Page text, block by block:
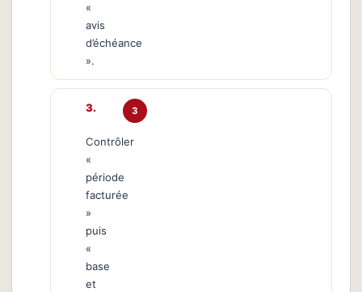
«
avis
d’échéance
».
3
Contrôler
«
période
facturée
»
puis
«
base
et